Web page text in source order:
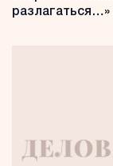
разлагаться…»